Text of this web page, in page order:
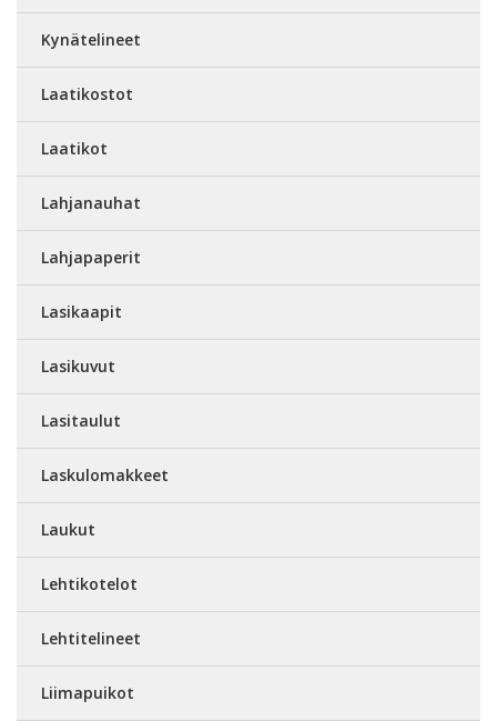
Kynätelineet
Laatikostot
Laatikot
Lahjanauhat
Lahjapaperit
Lasikaapit
Lasikuvut
Lasitaulut
Laskulomakkeet
Laukut
Lehtikotelot
Lehtitelineet
Liimapuikot